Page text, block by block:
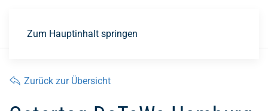
Zum Hauptinhalt springen
Zurück zur Übersicht